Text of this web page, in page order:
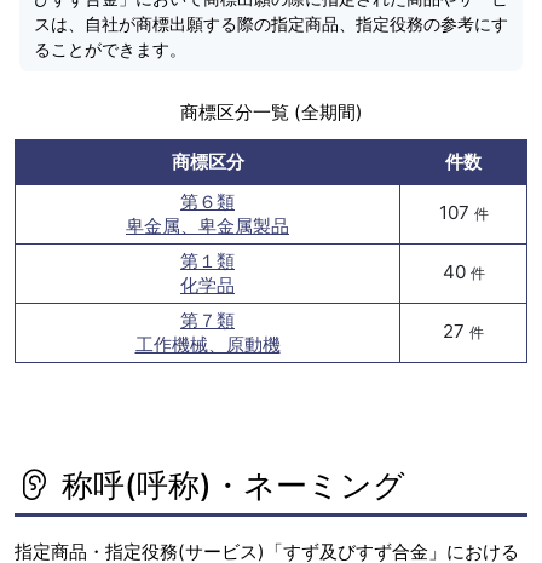
スは、自社が商標出願する際の指定商品、指定役務の参考にす
ることができます。
商標区分一覧 (全期間)
商標区分
件数
第６類
卑金属、卑金属製品
107 件
第１類
化学品
40 件
第７類
工作機械、原動機
27 件
称呼(呼称)・ネーミング
指定商品・指定役務(サービス)「すず及びすず合金」における